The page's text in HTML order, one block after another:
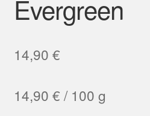
Evergreen
14,90 €
14,90 € / 100 g